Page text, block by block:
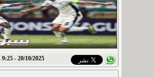
20/10/2025 - 9:25 م